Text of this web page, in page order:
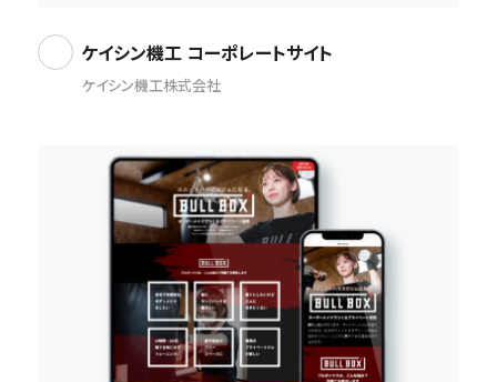
ケイシン機工 コーポレートサイト
ケイシン機工株式会社